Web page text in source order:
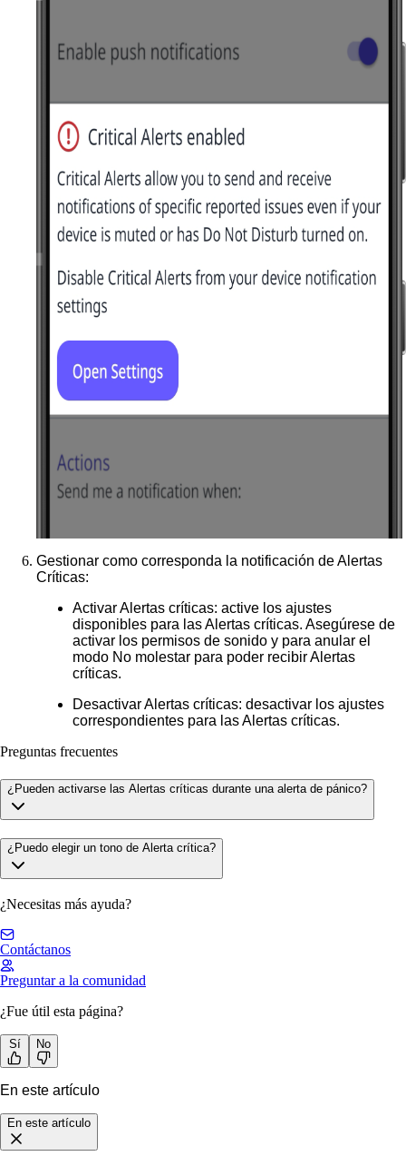
Gestionar como corresponda la notificación de Alertas
Críticas:
Activar Alertas críticas: active los ajustes
disponibles para las Alertas críticas. Asegúrese de
activar los permisos de sonido y para anular el
modo No molestar para poder recibir Alertas
críticas.
Desactivar Alertas críticas: desactivar los ajustes
correspondientes para las Alertas críticas.
Preguntas frecuentes
¿Pueden activarse las Alertas críticas durante una alerta de pánico?
¿Puedo elegir un tono de Alerta crítica?
¿Necesitas más ayuda?
Contáctanos
Preguntar a la comunidad
¿Fue útil esta página?
Sí No
En este artículo
En este artículo